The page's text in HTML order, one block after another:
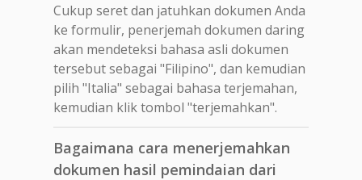
Cukup seret dan jatuhkan dokumen Anda
ke formulir, penerjemah dokumen daring
akan mendeteksi bahasa asli dokumen
tersebut sebagai "Filipino", dan kemudian
pilih "Italia" sebagai bahasa terjemahan,
kemudian klik tombol "terjemahkan".
Bagaimana cara menerjemahkan
dokumen hasil pemindaian dari